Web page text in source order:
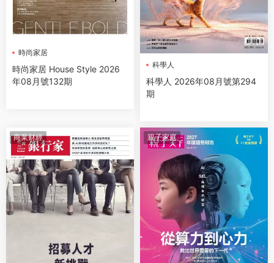
時尚家居
時尚家居 House Style 2026
年08月號132期
科學人
科學人 2026年08月號第294
期
商業财經 親子家庭